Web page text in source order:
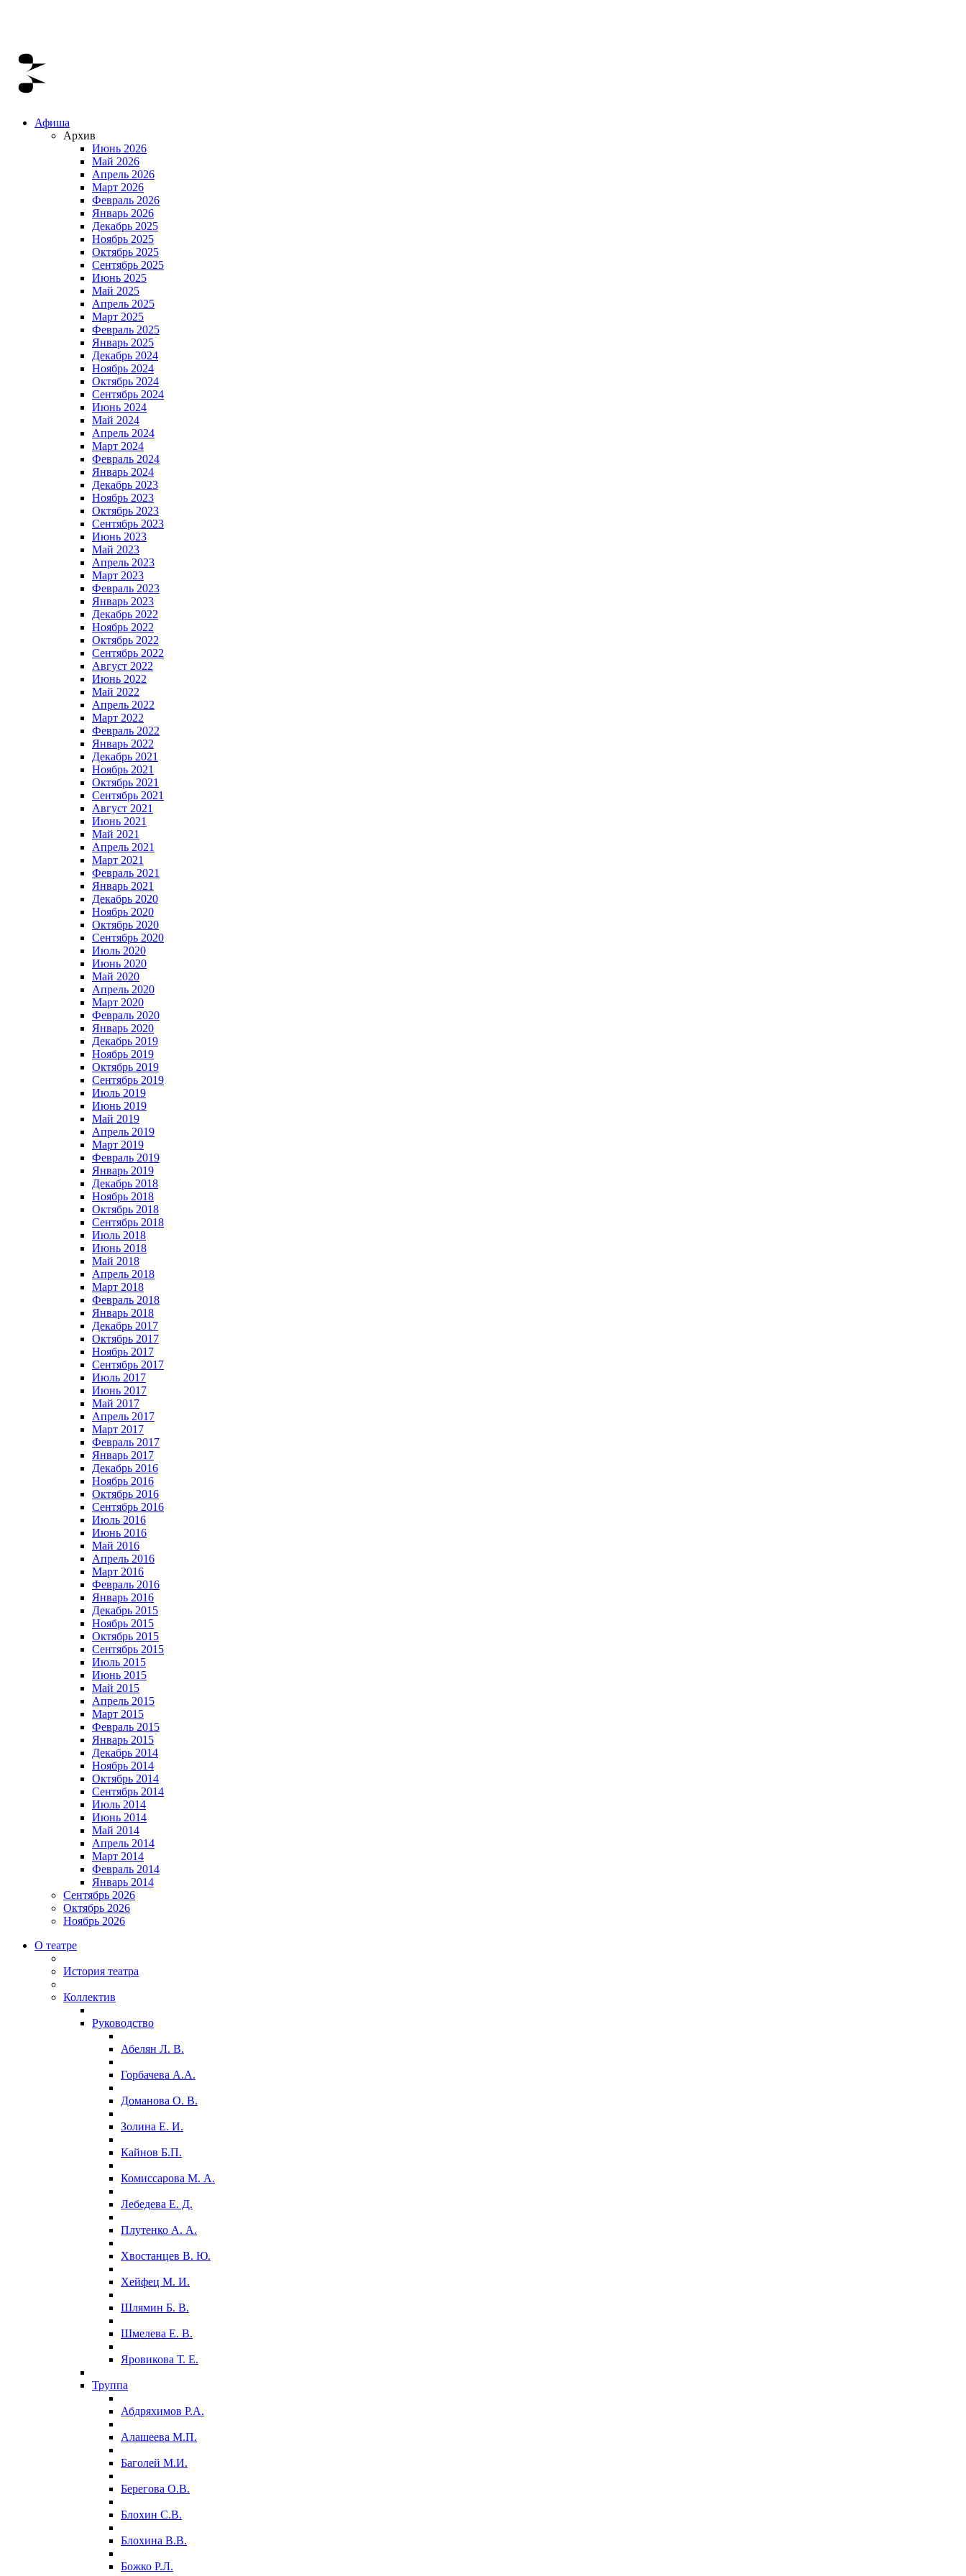
Афиша
Архив
Июнь 2026
Май 2026
Апрель 2026
Март 2026
Февраль 2026
Январь 2026
Декабрь 2025
Ноябрь 2025
Октябрь 2025
Сентябрь 2025
Июнь 2025
Май 2025
Апрель 2025
Март 2025
Февраль 2025
Январь 2025
Декабрь 2024
Ноябрь 2024
Октябрь 2024
Сентябрь 2024
Июнь 2024
Май 2024
Апрель 2024
Март 2024
Февраль 2024
Январь 2024
Декабрь 2023
Ноябрь 2023
Октябрь 2023
Сентябрь 2023
Июнь 2023
Май 2023
Апрель 2023
Март 2023
Февраль 2023
Январь 2023
Декабрь 2022
Ноябрь 2022
Октябрь 2022
Сентябрь 2022
Август 2022
Июнь 2022
Май 2022
Апрель 2022
Март 2022
Февраль 2022
Январь 2022
Декабрь 2021
Ноябрь 2021
Октябрь 2021
Сентябрь 2021
Август 2021
Июнь 2021
Май 2021
Апрель 2021
Март 2021
Февраль 2021
Январь 2021
Декабрь 2020
Ноябрь 2020
Октябрь 2020
Сентябрь 2020
Июль 2020
Июнь 2020
Май 2020
Апрель 2020
Март 2020
Февраль 2020
Январь 2020
Декабрь 2019
Ноябрь 2019
Октябрь 2019
Сентябрь 2019
Июль 2019
Июнь 2019
Май 2019
Апрель 2019
Март 2019
Февраль 2019
Январь 2019
Декабрь 2018
Ноябрь 2018
Октябрь 2018
Сентябрь 2018
Июль 2018
Июнь 2018
Май 2018
Апрель 2018
Март 2018
Февраль 2018
Январь 2018
Декабрь 2017
Октябрь 2017
Ноябрь 2017
Сентябрь 2017
Июль 2017
Июнь 2017
Май 2017
Апрель 2017
Март 2017
Февраль 2017
Январь 2017
Декабрь 2016
Ноябрь 2016
Октябрь 2016
Сентябрь 2016
Июль 2016
Июнь 2016
Май 2016
Апрель 2016
Март 2016
Февраль 2016
Январь 2016
Декабрь 2015
Ноябрь 2015
Октябрь 2015
Сентябрь 2015
Июль 2015
Июнь 2015
Май 2015
Апрель 2015
Март 2015
Февраль 2015
Январь 2015
Декабрь 2014
Ноябрь 2014
Октябрь 2014
Сентябрь 2014
Июль 2014
Июнь 2014
Май 2014
Апрель 2014
Март 2014
Февраль 2014
Январь 2014
Сентябрь 2026
Октябрь 2026
Ноябрь 2026
О театре
История театра
Коллектив
Руководство
Абелян Л. В.
Горбачева А.А.
Доманова О. В.
Золина Е. И.
Кайнов Б.П.
Комиссарова М. А.
Лебедева Е. Д.
Плутенко А. А.
Хвостанцев В. Ю.
Хейфец М. И.
Шлямин Б. В.
Шмелева Е. В.
Яровикова Т. Е.
Труппа
Абдряхимов Р.А.
Алашеева М.П.
Баголей М.И.
Берегова О.В.
Блохин С.В.
Блохина В.В.
Божко Р.Л.